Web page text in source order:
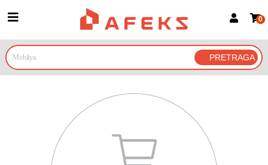
Prijava za članove
Prijavite se Google nalogom
0